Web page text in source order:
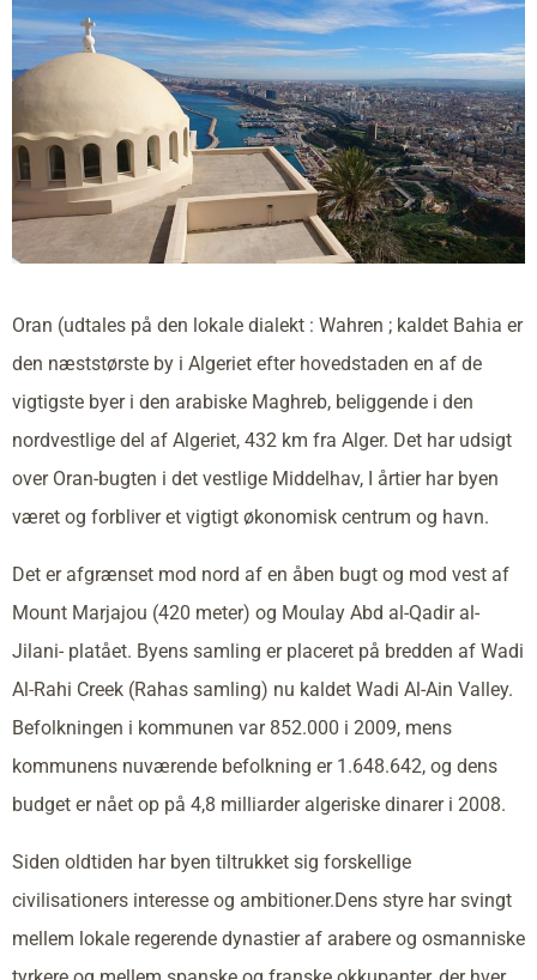
Oran (udtales på den lokale dialekt : Wahren ; kaldet Bahia er
den næststørste by i Algeriet efter hovedstaden en af de
vigtigste byer i den arabiske Maghreb, beliggende i den
nordvestlige del af Algeriet, 432 km fra Alger. Det har udsigt
over Oran-bugten i det vestlige Middelhav, I årtier har byen
været og forbliver et vigtigt økonomisk centrum og havn.
Det er afgrænset mod nord af en åben bugt og mod vest af
Mount Marjajou (420 meter) og Moulay Abd al-Qadir al-
Jilani- platået. Byens samling er placeret på bredden af Wadi
Al-Rahi Creek (Rahas samling) nu kaldet Wadi Al-Ain Valley.
Befolkningen i kommunen var 852.000 i 2009, mens
kommunens nuværende befolkning er 1.648.642, og dens
budget er nået op på 4,8 milliarder algeriske dinarer i 2008.
Siden oldtiden har byen tiltrukket sig forskellige
civilisationers interesse og ambitioner.Dens styre har svingt
mellem lokale regerende dynastier af arabere og osmanniske